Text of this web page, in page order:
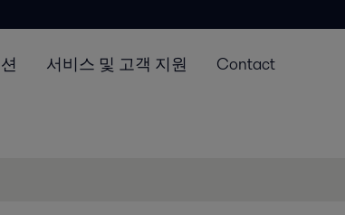
서비스 및 고객 지원 Contact